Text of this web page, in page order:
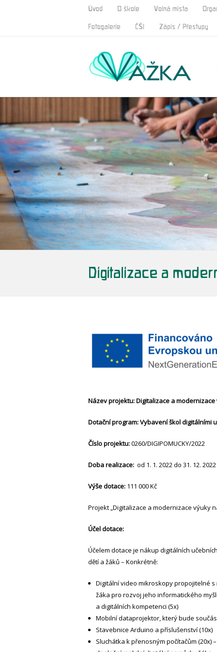
Úvod O škole Volná místa
Fotogalerie ČŠI Zápis / Přestupy
Digitalizace a
Název projektu: Digitalizace a
Dotační program: Vybavení škol digitálními
Číslo projektu:0260/DIGIPOMUCKY/2022
Doba realizace: od 1. 1. 2022 do 31. 12. 2022
Výše dotace: 111 000 Kč
Projekt „Digitalizace a modernizace výuky
Účel dotace:
Účelem dotace je nákup digitálních
dětí a žáků – Konkrétně:
Digitální video mikroskopy propojitelné
žáka pro rozvoj jeho informatického
a digitálních kompetenci (5x)
Mobilní dataprojektor, který bude
Stavebnice Arduino a příslušenství (10x)
Sluchátka k přenosným počítačům (20x)